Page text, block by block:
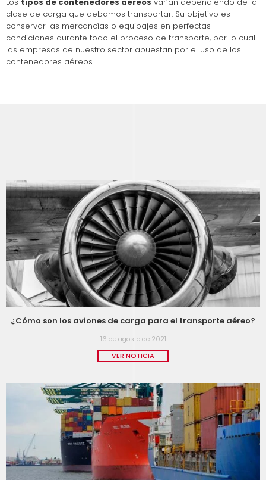
clase de carga que debamos transportar. Su objetivo es
conservar las mercancías o equipajes en perfectas
condiciones durante todo el proceso de transporte, por lo cual
las empresas de nuestro sector apuestan por el uso de los
contenedores aéreos.
¿Cómo son los aviones de carga para el transporte aéreo?
16 de agosto de 2021
VER NOTICIA